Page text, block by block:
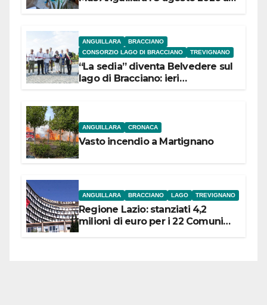
ANGUILLARA
BRACCIANO
CONSORZIO LAGO DI BRACCIANO
TREVIGNANO
“La sedia” diventa Belvedere sul
lago di Bracciano: ieri
ANGUILLARA CRONACA
Vasto incendio a Martignano
ANGUILLARA BRACCIANO LAGO TREVIGNANO
Regione Lazio: stanziati 4,2
milioni di euro per i 22 Comuni